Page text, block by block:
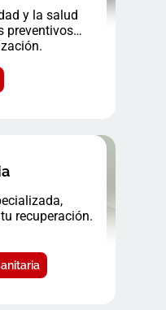
y la salud
preventivos
recuperación.